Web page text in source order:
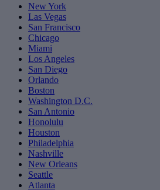
New York
Las Vegas
San Francisco
Chicago
Miami
Los Angeles
San Diego
Orlando
Boston
Washington D.C.
San Antonio
Honolulu
Houston
Philadelphia
Nashville
New Orleans
Seattle
Atlanta